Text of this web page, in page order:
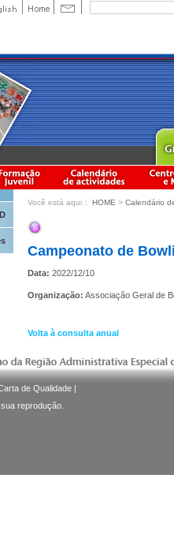
Você está aqui： HOME > Calendário
Campeonato de
Data: 2022/12/10
Organização: Associação Geral de
Volta à consulta anual
de Qualidade |
reprodução.